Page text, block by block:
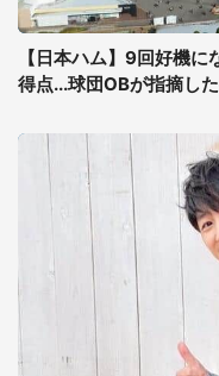
【日本ハム】9回好機
得点...球団OBが指摘し